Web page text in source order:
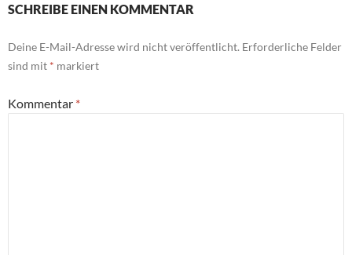
SCHREIBE EINEN KOMMENTAR
Deine E-Mail-Adresse wird nicht veröffentlicht. Erforderliche Felder
sind mit * markiert
Kommentar *